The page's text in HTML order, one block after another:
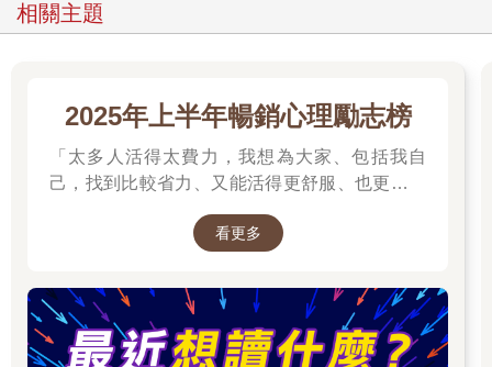
相關主題
2025年上半年暢銷心理勵志榜
「太多人活得太費力，我想為大家、包括我自
己，找到比較省力、又能活得更舒服、也更滿足
2025網友們心靈療癒都在看這些↓↓↓↓
看更多